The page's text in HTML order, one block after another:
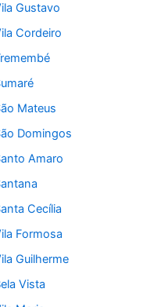
Gustavo
Cordeiro
Mateus
Domingos
Amaro
Cecília
Formosa
Guilherme
Vista